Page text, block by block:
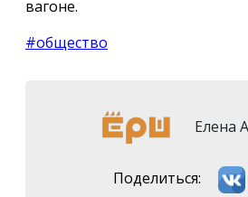
вагоне.
#общество
Елена
Поделиться: